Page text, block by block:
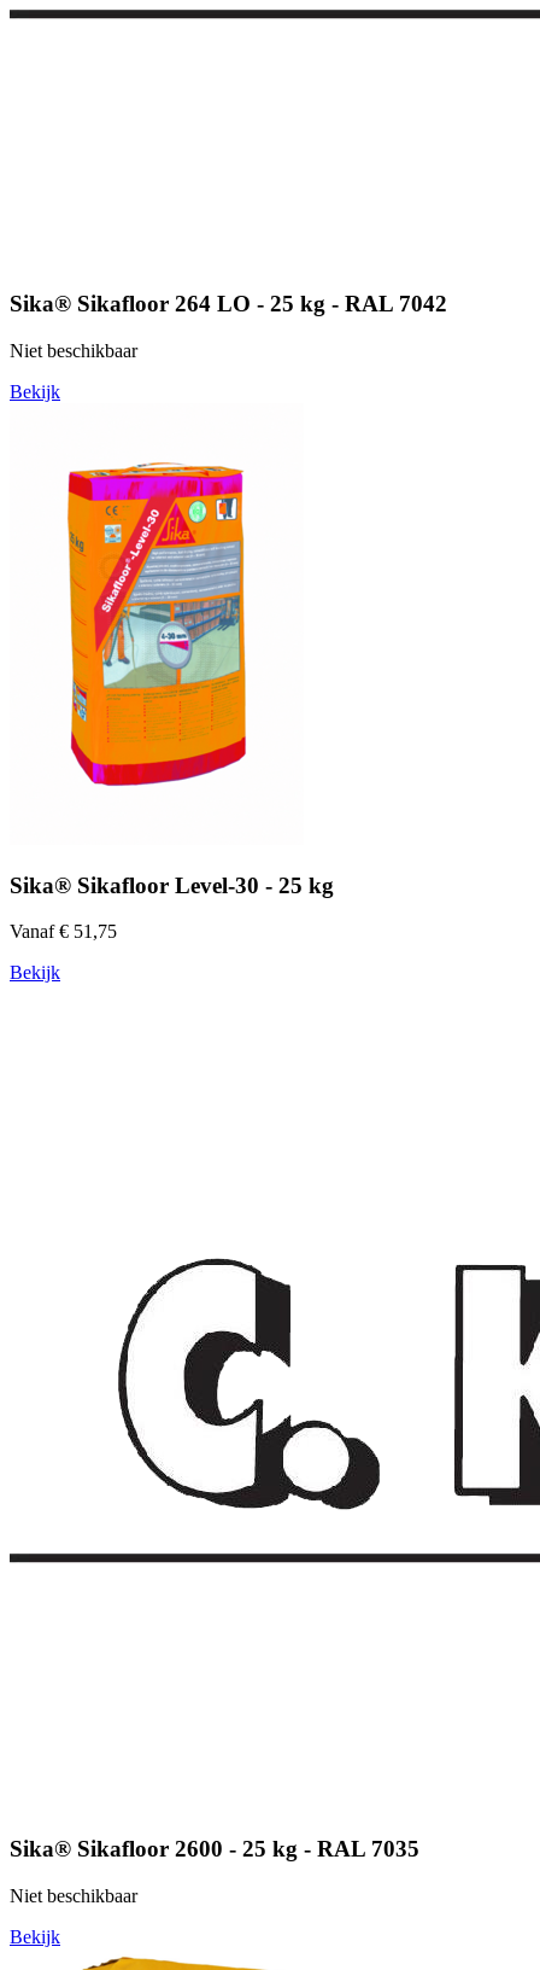
Sika® Sikafloor 264 LO - 25 kg - RAL 7042
Niet beschikbaar
Bekijk
Sika® Sikafloor Level-30 - 25 kg
Vanaf € 51,75
Bekijk
Sika® Sikafloor 2600 - 25 kg - RAL 7035
Niet beschikbaar
Bekijk